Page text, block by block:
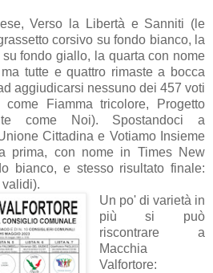
Verso la Libertà e Sanniti (le
corsivo su fondo bianco, la
fondo giallo, la quarta con nome
tutte e quattro rimaste a bocca
aggiudicarsi nessuno dei 457 voti
Fiamma tricolore, Progetto
come Noi). Spostandoci a
Cittadina e Votiamo Insieme
prima, con nome in Times New
bianco, e stesso risultato finale:
Un po' di varietà in
più si può
riscontrare a
Macchia
Valfortore: